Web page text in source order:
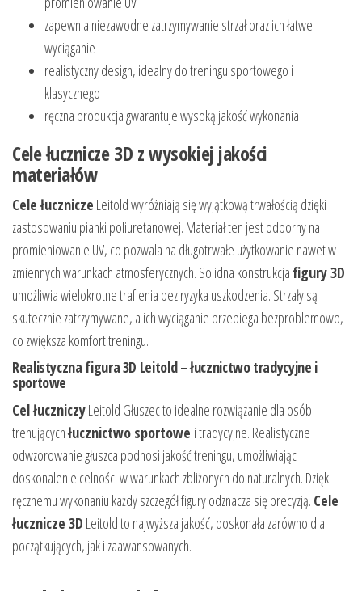
zapewnia niezawodne zatrzymywanie strzał oraz ich łatwe
wyciąganie
realistyczny design, idealny do treningu sportowego i
klasycznego
ręczna produkcja gwarantuje wysoką jakość wykonania
Cele łucznicze 3D z wysokiej jakości
materiałów
Cele łucznicze Leitold wyróżniają się wyjątkową trwałością dzięki
zastosowaniu pianki poliuretanowej. Materiał ten jest odporny na
promieniowanie UV, co pozwala na długotrwałe użytkowanie nawet w
zmiennych warunkach atmosferycznych. Solidna konstrukcja figury 3D
umożliwia wielokrotne trafienia bez ryzyka uszkodzenia. Strzały są
skutecznie zatrzymywane, a ich wyciąganie przebiega bezproblemowo,
co zwiększa komfort treningu.
Realistyczna figura 3D Leitold – łucznictwo tradycyjne i
sportowe
Cel łuczniczyLeitold Głuszec to idealne rozwiązanie dla osób
trenującychłucznictwo sportowe i tradycyjne. Realistyczne
odwzorowanie głuszca podnosi jakość treningu, umożliwiając
doskonalenie celności w warunkach zbliżonych do naturalnych. Dzięki
ręcznemu wykonaniu każdy szczegół figury odznacza się precyzją. Cele
łucznicze 3D Leitold to najwyższa jakość, doskonała zarówno dla
początkujących, jak i zaawansowanych.